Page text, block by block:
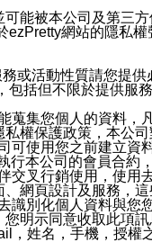
能被本公司及第三
網站的隱私
或活動性質請您提
括但不限於提供
集您個人的資料
權保護政策，本公
使用您之前建立
本公司的會員合約
叉行銷使用，使
網頁設計及服務，
別化個人資料與
示同意收取此項
姓名，手機，授